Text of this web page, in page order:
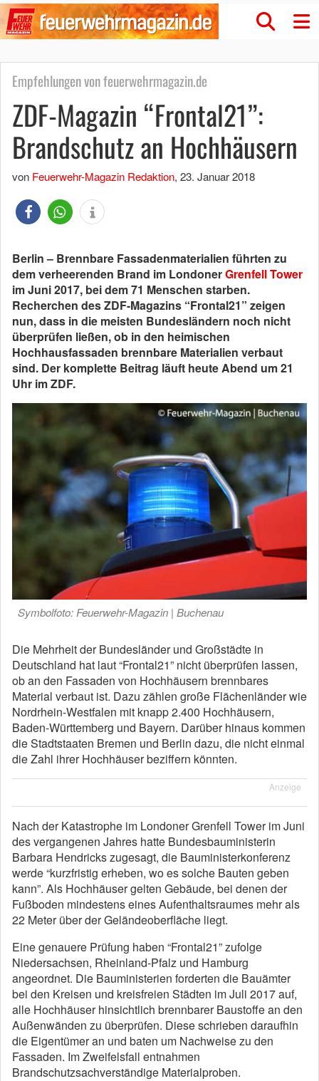
Empfehlungen von feuerwehrmagazin.de
ZDF-Magazin “Frontal21”:
Brandschutz an Hochhäusern
von Feuerwehr-Magazin Redaktion, 23. Januar 2018
Berlin – Brennbare Fassadenmaterialien führten zu
dem verheerenden Brand im LondonerGrenfell Tower
im Juni 2017, bei dem 71 Menschen starben.
Recherchen des ZDF-Magazins “Frontal21” zeigen
nun, dass in die meisten Bundesländern noch nicht
überprüfen ließen, ob in den heimischen
Hochhausfassaden brennbare Materialien verbaut
sind. Der komplette Beitrag läuft heute Abend um 21
Uhr im ZDF.
Symbolfoto: Feuerwehr-Magazin | Buchenau
Die Mehrheit der Bundesländer und Großstädte in
Deutschland hat laut “Frontal21” nicht überprüfen lassen,
ob an den Fassaden von Hochhäusern brennbares
Material verbaut ist. Dazu zählen große Flächenländer wie
Nordrhein-Westfalen mit knapp 2.400 Hochhäusern,
Baden-Württemberg und Bayern. Darüber hinaus kommen
die Stadtstaaten Bremen und Berlin dazu, die nicht einmal
die Zahl ihrer Hochhäuser beziffern könnten.
Anzeige
Nach der Katastrophe im Londoner Grenfell Tower im Juni
des vergangenen Jahres hatte Bundesbauministerin
Barbara Hendricks zugesagt, die Bauministerkonferenz
werde “kurzfristig erheben, wo es solche Bauten geben
kann”. Als Hochhäuser gelten Gebäude, bei denen der
Fußboden mindestens eines Aufenthaltsraumes mehr als
22 Meter über der Geländeoberfläche liegt.
Eine genauere Prüfung haben “Frontal21” zufolge
Niedersachsen, Rheinland-Pfalz und Hamburg
angeordnet. Die Bauministerien forderten die Bauämter
bei den Kreisen und kreisfreien Städten im Juli 2017 auf,
alle Hochhäuser hinsichtlich brennbarer Baustoffe an den
Außenwänden zu überprüfen. Diese schrieben daraufhin
die Eigentümer an und baten um Nachweise zu den
Fassaden. Im Zweifelsfall entnahmen
Brandschutzsachverständige Materialproben.